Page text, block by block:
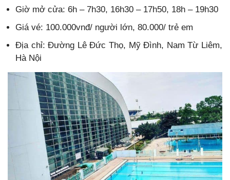
Giờ mở cửa: 6h – 7h30, 16h30 – 17h50, 18h – 19h30
Giá vé: 100.000vnđ/ người lớn, 80.000/ trẻ em
Địa chỉ: Đường Lê Đức Thọ, Mỹ Đình, Nam Từ Liêm,
Hà Nội